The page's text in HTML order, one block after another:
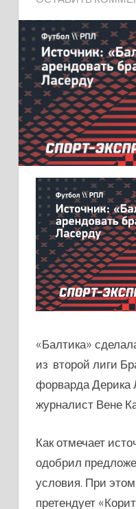
«Балтика»
из второй лиги
форварда Дерика
журналист Вене
Как отмечает
одобрил
условия. При
претендует